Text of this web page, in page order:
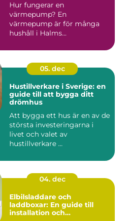
Hur fungerar en
värmepump? En
värmepump är för många
hushåll i Halms...
05. dec
Hustillverkare i Sverige: en
guide till att bygga ditt
drömhus
Att bygga ett hus är en av de
största investeringarna i
livet och valet av
hustillverkare ...
04. dec
Elbilsladdare och
laddboxar: En guide till
installation och